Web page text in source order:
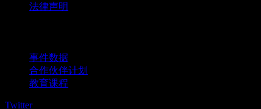
法律声明
事件数据
合作伙伴计划
教育课程
Twitter